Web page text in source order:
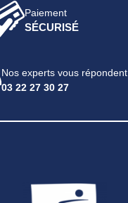
Paiement
SÉCURISÉ
Nos experts vous répondent
03 22 27 30 27